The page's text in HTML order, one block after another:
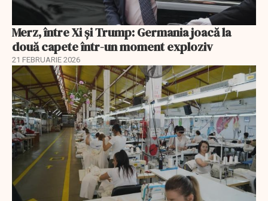
Merz, între Xi și Trump: Germania joacă la
două capete într-un moment exploziv
21 FEBRUARIE 2026